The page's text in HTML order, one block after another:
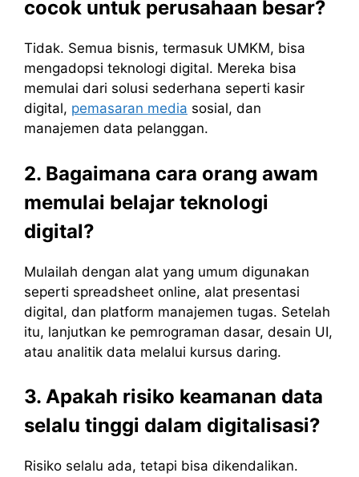
cocok untuk perusahaan besar?
Tidak. Semua bisnis, termasuk UMKM, bisa
mengadopsi teknologi digital. Mereka bisa
memulai dari solusi sederhana seperti kasir
digital, pemasaran media sosial, dan
manajemen data pelanggan.
2. Bagaimana cara orang awam
memulai belajar teknologi
digital?
Mulailah dengan alat yang umum digunakan
seperti spreadsheet online, alat presentasi
digital, dan platform manajemen tugas. Setelah
itu, lanjutkan ke pemrograman dasar, desain UI,
atau analitik data melalui kursus daring.
3. Apakah risiko keamanan data
selalu tinggi dalam digitalisasi?
Risiko selalu ada, tetapi bisa dikendalikan.